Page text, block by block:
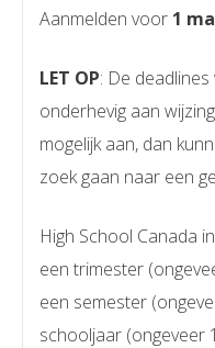
Aanmelden voor 1
LET OP: De
onderhevig aan
mogelijk aan, dan
zoek gaan naar een
High School Canada
een trimester
een semester
schooljaar (ongeveer